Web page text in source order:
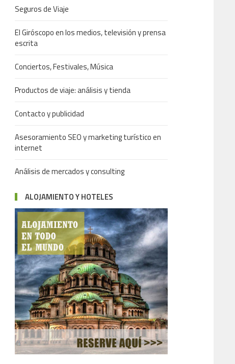
Seguros de Viaje
El Giróscopo en los medios, televisión y prensa
escrita
Conciertos, Festivales, Música
Productos de viaje: análisis y tienda
Contacto y publicidad
Asesoramiento SEO y marketing turístico en
internet
Análisis de mercados y consulting
ALOJAMIENTO Y HOTELES